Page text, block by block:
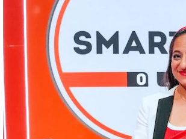
© Krone Multimedia GmbH & Co KG 2026
Muthgasse 2, 1190 Wien